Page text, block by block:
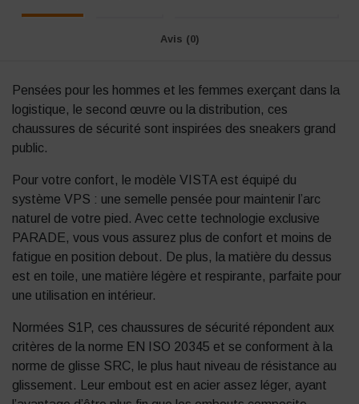
Avis (0)
Pensées pour les hommes et les femmes exerçant dans la
logistique, le second œuvre ou la distribution, ces
chaussures de sécurité sont inspirées des sneakers grand
public.
Pour votre confort, le modèle VISTA est équipé du
système VPS : une semelle pensée pour maintenir l’arc
naturel de votre pied. Avec cette technologie exclusive
PARADE, vous vous assurez plus de confort et moins de
fatigue en position debout. De plus, la matière du dessus
est en toile, une matière légère et respirante, parfaite pour
une utilisation en intérieur.
Normées S1P, ces chaussures de sécurité répondent aux
critères de la norme EN ISO 20345 et se conforment à la
norme de glisse SRC, le plus haut niveau de résistance au
glissement. Leur embout est en acier assez léger, ayant